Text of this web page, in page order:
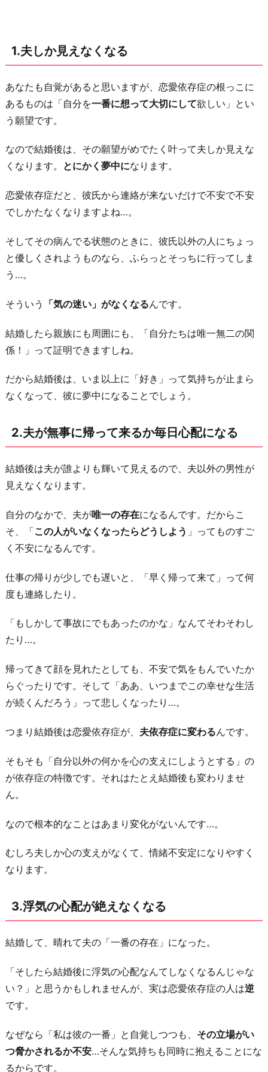
て
来
る
か
毎
心
配
な
る
3.
浮
心
が
絶
え
な
な
る
人
間
関
係
を
理
し
く
な
今
で
元
彼
む
よ
う
る
結
婚
活
マ
ン
ネ
1.夫しか見えなくなる
あなたも自覚があると思いますが、恋愛依存症の根っこに
あるものは「自分を一番に想って大切にして欲しい」とい
う願望です。
なので結婚後は、その願望がめでたく叶って夫しか見えな
くなります。 とにかく夢中になります。
恋愛依存症だと、彼氏から連絡が来ないだけで不安で不安
でしかたなくなりますよね…。
そしてその病んでる状態のときに、彼氏以外の人にちょっ
と優しくされようものなら、ふらっとそっちに行ってしま
う…。
そういう 「気の迷い」がなくなるんです。
結婚したら親族にも周囲にも、「自分たちは唯一無二の関
係！」って証明できますしね。
だから結婚後は、いま以上に「好き」って気持ちが止まら
なくなって、彼に夢中になることでしょう。
2.夫が無事に帰って来るか毎日心配になる
結婚後は夫が誰よりも輝いて見えるので、夫以外の男性が
見えなくなります。
自分のなかで、夫が唯一の存在になるんです。だからこ
そ、「この人がいなくなったらどうしよう 」ってものすご
く不安になるんです。
仕事の帰りが少しでも遅いと、「早く帰って来て」って何
度も連絡したり。
「もしかして事故にでもあったのかな」なんてそわそわし
たり…。
帰ってきて顔を見れたとしても、不安で気をもんでいたか
らぐったりです。そして「ああ、いつまでこの幸せな生活
が続くんだろう」って悲しくなったり…。
つまり結婚後は恋愛依存症が、 夫依存症に変わるんです。
そもそも「自分以外の何かを心の支えにしようとする」の
が依存症の特徴です。それはたとえ結婚後も変わりませ
ん。
なので根本的なことはあまり変化がないんです…。
むしろ夫しか心の支えがなくて、情緒不安定になりやすく
なります。
3.浮気の心配が絶えなくなる
結婚して、晴れて夫の「一番の存在」になった。
「そしたら結婚後に浮気の心配なんてしなくなるんじゃな
い？」と思うかもしれませんが、実は恋愛依存症の人は逆
です。
なぜなら「私は彼の一番」と自覚しつつも、 その立場がい
つ脅かされるか不安…そんな気持ちも同時に抱えることにな
るからです。